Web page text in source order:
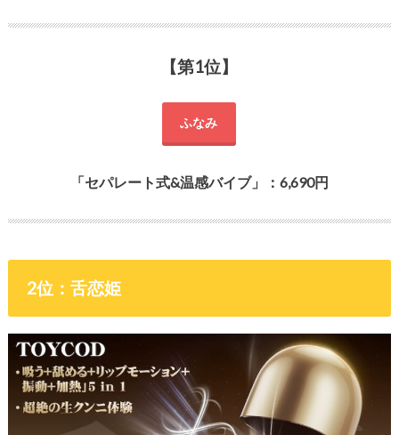
【第1位】
ふなみ
「セパレート式&温感バイブ」：6,690円
2位：舌恋姫